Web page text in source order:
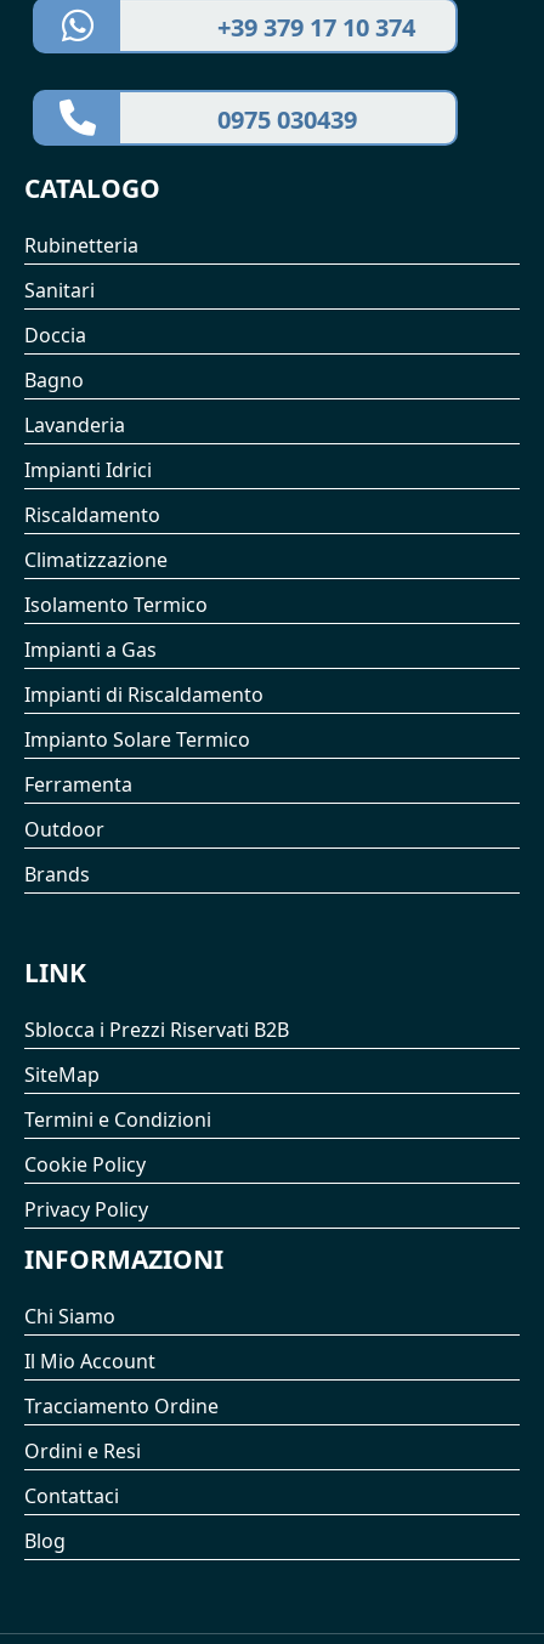
+39 379 17 10 374
0975 030439
CATALOGO
Rubinetteria
Sanitari
Doccia
Bagno
Lavanderia
Impianti Idrici
Riscaldamento
Climatizzazione
Isolamento Termico
Impianti a Gas
Impianti di Riscaldamento
Impianto Solare Termico
Ferramenta
Outdoor
Brands
LINK
Sblocca i Prezzi Riservati B2B
SiteMap
Termini e Condizioni
Cookie Policy
Privacy Policy
INFORMAZIONI
Chi Siamo
Il Mio Account
Tracciamento Ordine
Ordini e Resi
Contattaci
Blog